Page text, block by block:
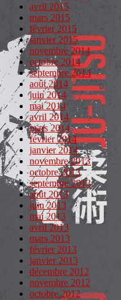
avril 2015
mars 2015
février 2015
janvier 2015
novembre 2014
octobre 2014
septembre 2014
août 2014
juin 2014
mai 2014
avril 2014
mars 2014
février 2014
janvier 2014
novembre 2013
octobre 2013
septembre 2013
août 2013
juin 2013
mai 2013
avril 2013
mars 2013
février 2013
janvier 2013
décembre 2012
novembre 2012
octobre 2012